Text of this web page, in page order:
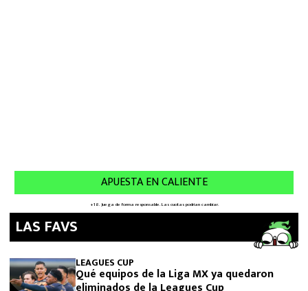
LAS FAVS
LEAGUES CUP
Qué equipos de la Liga MX ya quedaron